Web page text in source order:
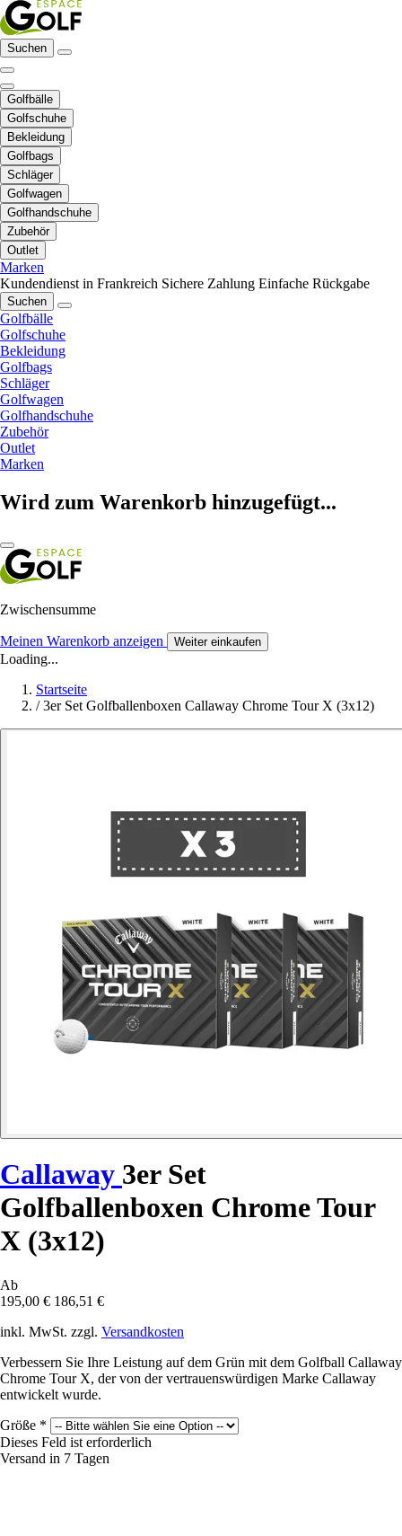
Suchen
Golfbälle
Golfschuhe
Bekleidung
Golfbags
Schläger
Golfwagen
Golfhandschuhe
Zubehör
Outlet
Marken
Kundendienst in Frankreich Sichere Zahlung Einfache Rückgabe
Suchen
Golfbälle
Golfschuhe
Bekleidung
Golfbags
Schläger
Golfwagen
Golfhandschuhe
Zubehör
Outlet
Marken
Wird zum Warenkorb hinzugefügt...
Zwischensumme
Meinen Warenkorb anzeigen Weiter einkaufen
Loading...
Startseite
/ 3er Set Golfballenboxen Callaway Chrome Tour X (3x12)
Callaway 3er Set
Golfballenboxen Chrome Tour
X (3x12)
Ab
195,00 € 186,51 €
inkl. MwSt. zzgl. Versandkosten
Verbessern Sie Ihre Leistung auf dem Grün mit dem Golfball Callaway
Chrome Tour X, der von der vertrauenswürdigen Marke Callaway
entwickelt wurde.
Größe *
Dieses Feld ist erforderlich
Versand in 7 Tagen